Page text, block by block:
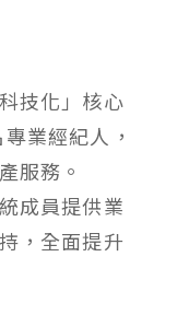
技化」核心
業經紀人，
服務。
成員提供業
，全面提升